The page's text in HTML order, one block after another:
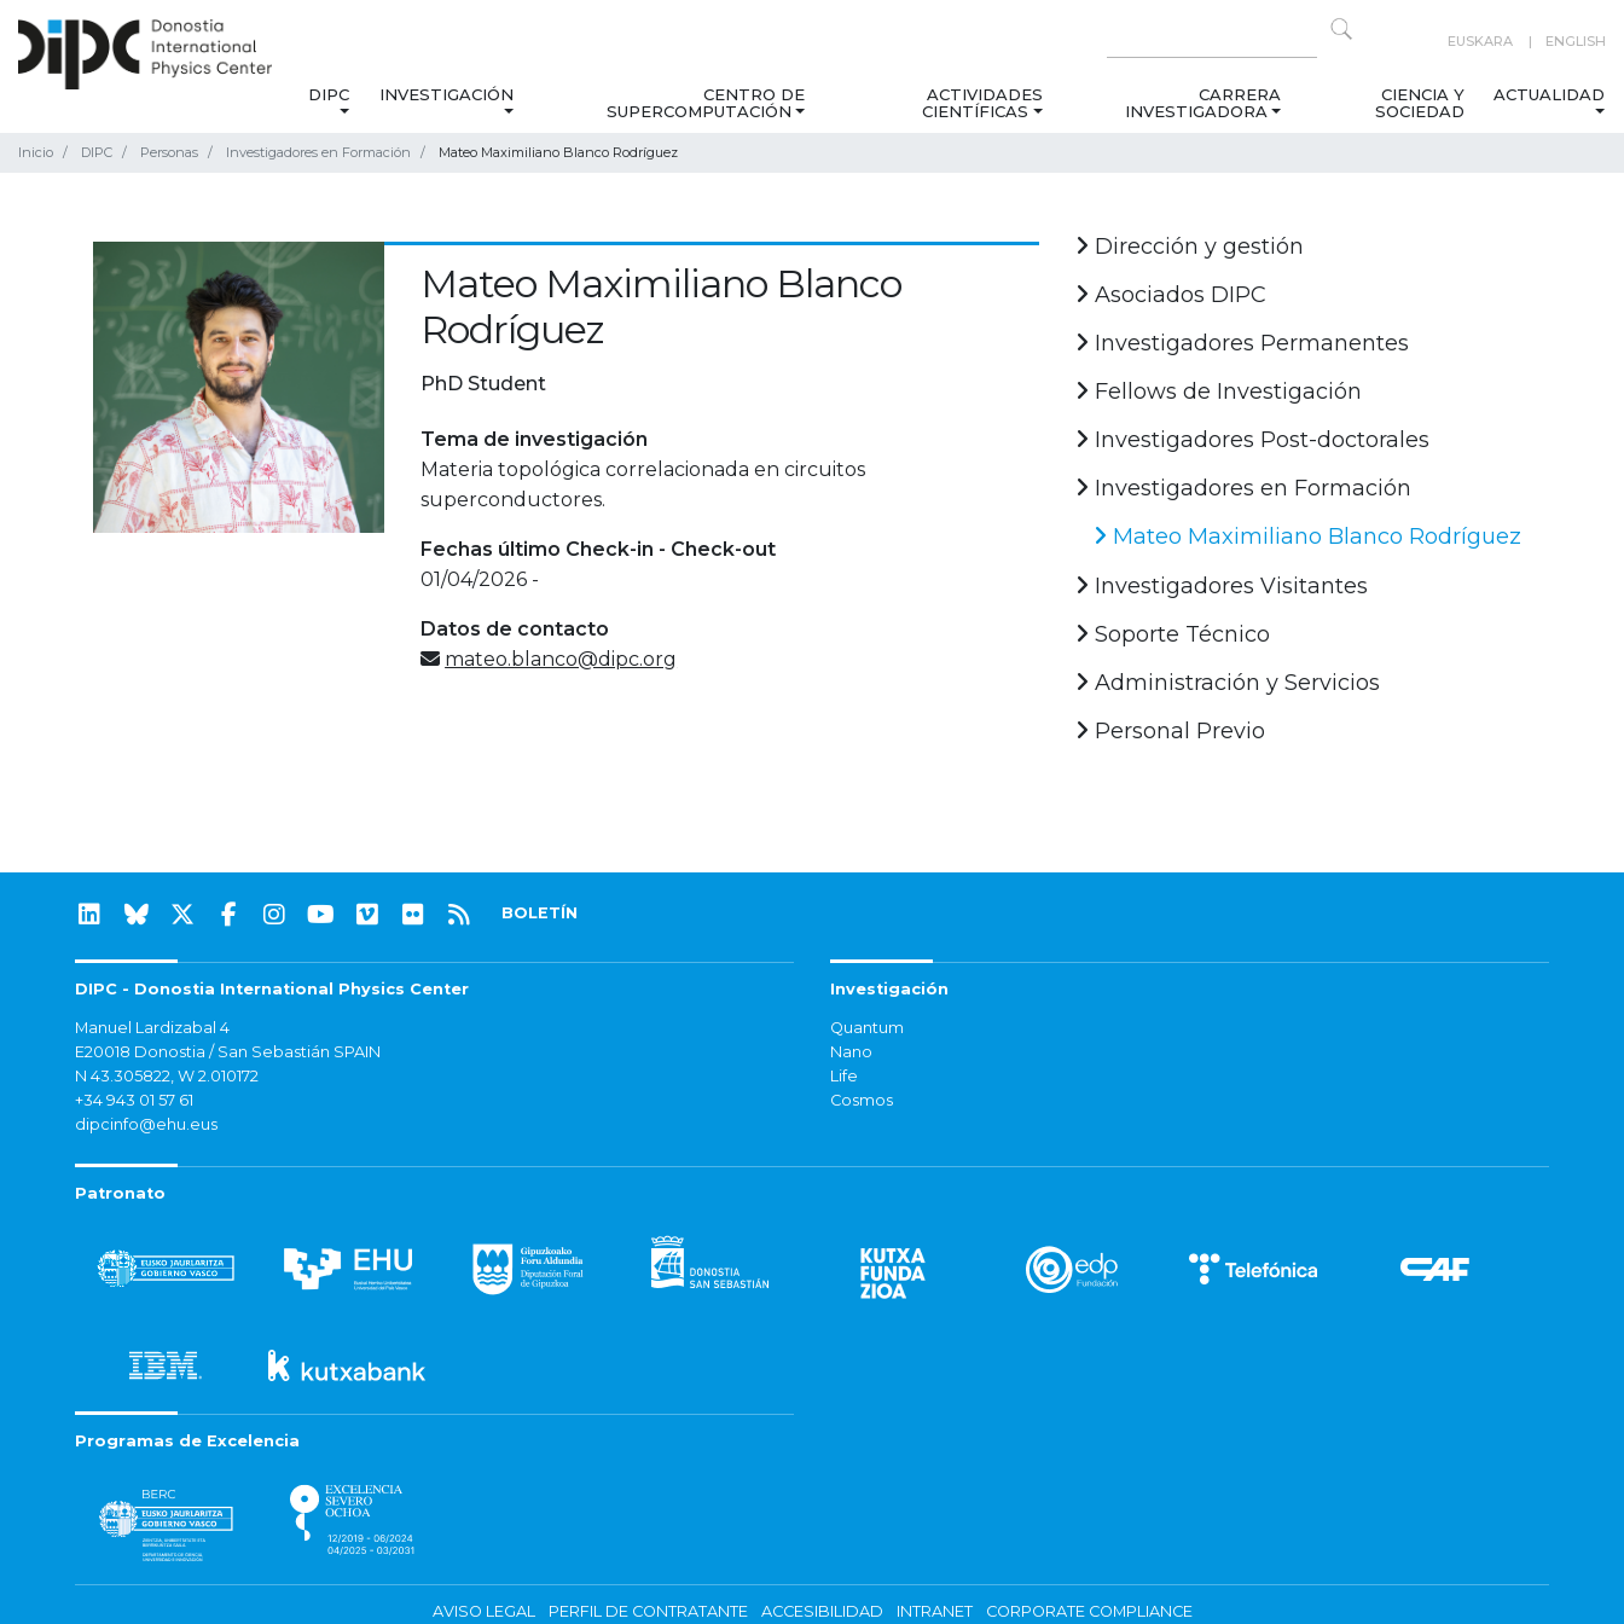
EUSKARA ENGLISH
DIPC INVESTIGACIÓN
CENTRO DE
SUPERCOMPUTACIÓN
ACTIVIDADES
CIENTÍFICAS
CARRERA
INVESTIGADORA
CIENCIA Y
SOCIEDAD
ACTUALIDAD
Inicio DIPC Personas Investigadores en Formación Mateo Maximiliano Blanco Rodríguez
Mateo Maximiliano Blanco
Rodríguez
PhD Student
Tema de investigación
Materia topológica correlacionada en circuitos
superconductores.
Fechas último Check-in - Check-out
01/04/2026 -
Datos de contacto
mateo.blanco@dipc.org
Dirección y gestión
Asociados DIPC
Investigadores Permanentes
Fellows de Investigación
Investigadores Post-doctorales
Investigadores en Formación
Mateo Maximiliano Blanco Rodríguez
Investigadores Visitantes
Soporte Técnico
Administración y Servicios
Personal Previo
BOLETÍN
DIPC - Donostia International Physics Center
Manuel Lardizabal 4
E20018 Donostia / San Sebastián SPAIN
N 43.305822, W 2.010172
+34 943 01 57 61
dipcinfo@ehu.eus
Investigación
Quantum
Nano
Life
Cosmos
Patronato
Programas de Excelencia
AVISO LEGAL PERFIL DE CONTRATANTE ACCESIBILIDAD INTRANET CORPORATE COMPLIANCE